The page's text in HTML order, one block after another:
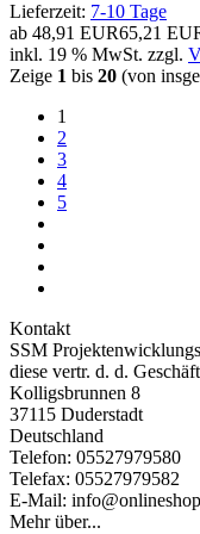
Lieferzeit: 7-10 Tage
ab 48,91 EUR65,21
inkl. 19 % MwSt. zzgl.
Zeige 1 bis 20 (von
1
2
3
4
5
Kontakt
SSM
diese vertr. d. d.
Kolligsbrunnen 8
37115 Duderstadt
Deutschland
Telefon: 05527979580
Telefax: 05527979582
E-Mail:
Mehr über...